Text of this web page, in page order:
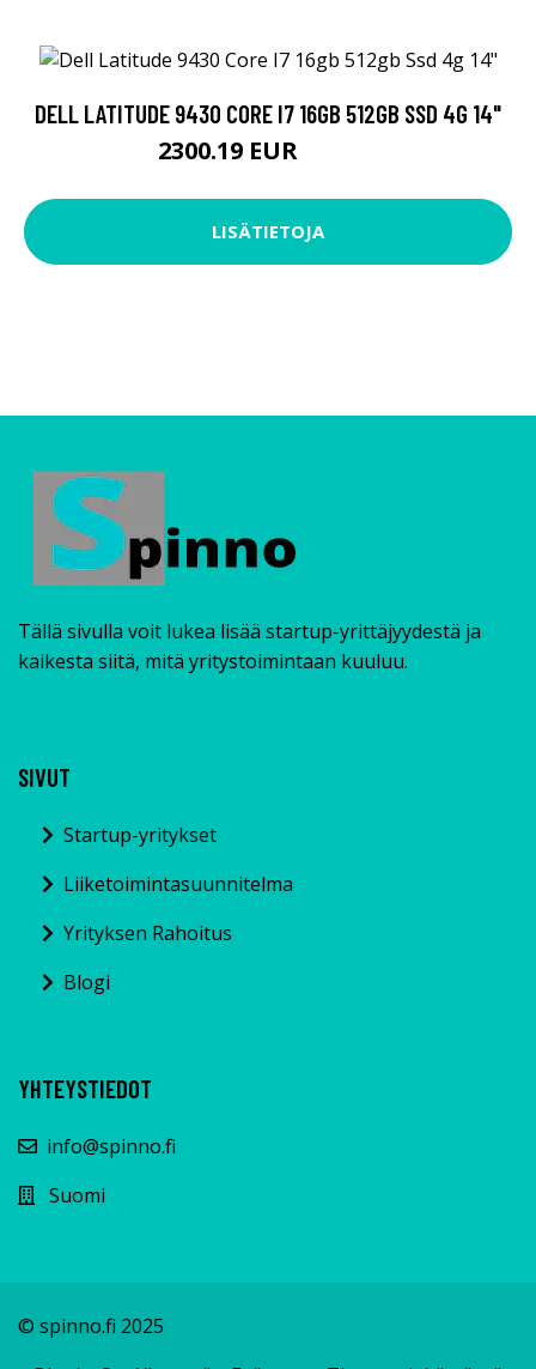
DELL LATITUDE 9430 CORE I7 16GB 512GB SSD 4G 14"
2300.19 EUR
LISÄTIETOJA
Tällä sivulla voit lukea lisää startup-yrittäjyydestä ja
kaikesta siitä, mitä yritystoimintaan kuuluu.
SIVUT
Startup-yritykset
Liiketoimintasuunnitelma
Yrityksen Rahoitus
Blogi
YHTEYSTIEDOT
info@spinno.fi
Suomi
© spinno.fi 2025